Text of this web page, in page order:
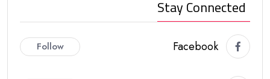
Stay Connected
Facebook
Follow